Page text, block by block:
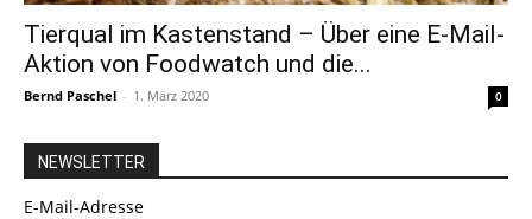
Tierqual im Kastenstand – Über eine E-Mail-
Aktion von Foodwatch und die...
Bernd Paschel - 1. März 2020 0
NEWSLETTER
E-Mail-Adresse